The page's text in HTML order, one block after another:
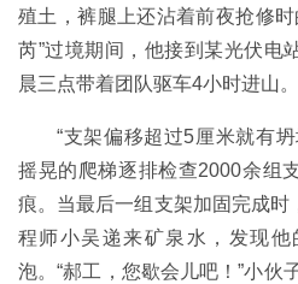
殖土，裤腿上还沾着前夜抢修
芮”过境期间，他接到某光伏电
晨三点带着团队驱车4小时进山。
“支架偏移超过5厘米就有
摇晃的爬梯逐排检查2000余组
痕。当最后一组支架加固完成时
程师小吴递来矿泉水，发现他
泡。“郝工，您歇会儿吧！”小伙